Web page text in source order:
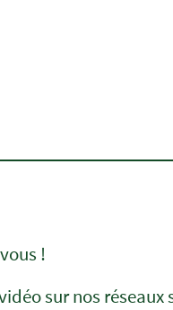
!
sur nos réseaux